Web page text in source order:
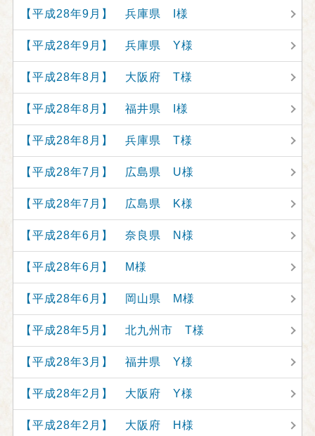
【平成28年9月】 兵庫県 I様
【平成28年9月】 兵庫県 Y様
【平成28年8月】 大阪府 T様
【平成28年8月】 福井県 I様
【平成28年8月】 兵庫県 T様
【平成28年7月】 広島県 U様
【平成28年7月】 広島県 K様
【平成28年6月】 奈良県 N様
【平成28年6月】 M様
【平成28年6月】 岡山県 M様
【平成28年5月】 北九州市 T様
【平成28年3月】 福井県 Y様
【平成28年2月】 大阪府 Y様
【平成28年2月】 大阪府 H様